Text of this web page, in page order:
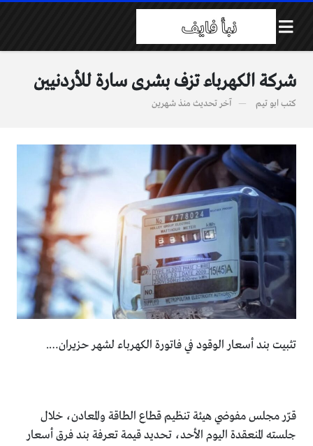
شركة الكهرباء تزف بشرى سارة للأردنيين
كتب ابو تيم آخر تحديث منذ شهرين
تثبيت بند أسعار الوقود في فاتورة الكهرباء لشهر حزيران….
قرّر مجلس مفوضي هيئة تنظيم قطاع الطاقة والمعادن، خلال
جلسته المنعقدة اليوم الأحد، تحديد قيمة تعرفة بند فرق أسعار